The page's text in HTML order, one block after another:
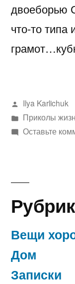
двоеборью
что-то типа
Написано
автором
Ilya Karlichuk
Написано
в
Приколы
Оставьте
Вещи
Дом
Записки